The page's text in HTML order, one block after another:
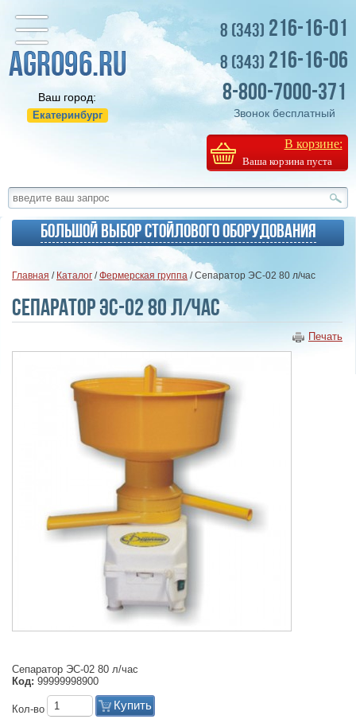
Ваш город:
Екатеринбург
8 (343) 216-16-01
8 (343) 216-16-06
8-800-7000-371
Звонок бесплатный
В корзине:
Ваша корзина пуста
Большой выбор стойлового оборудования
Главная / Каталог /Фермерская группа / Сепаратор ЭС-02 80 л/час
Сепаратор ЭС-02 80 л/час
Печать
Сепаратор ЭС-02 80 л/час
Код: 99999998900
Кол-во Купить